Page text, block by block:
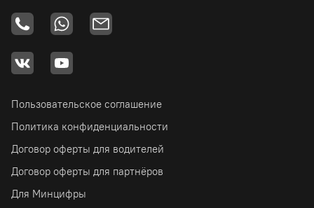
Пользовательское соглашение
Политика конфиденциальности
Договор оферты для водителей
Договор оферты для партнёров
Для Минцифры